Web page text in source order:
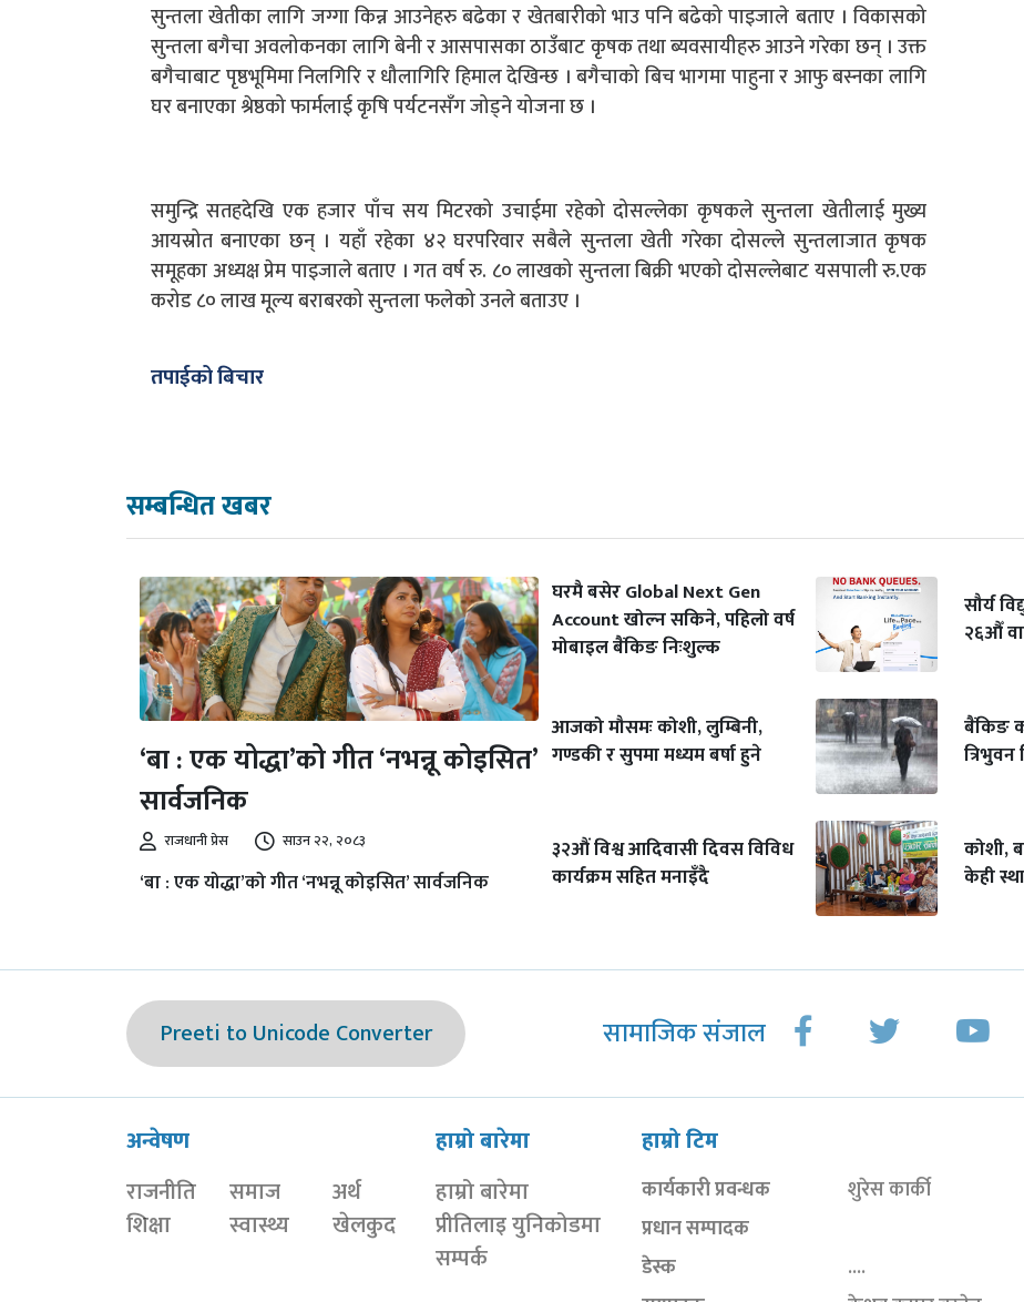
सुन्तला खेतीका लागि जग्गा किन्न आउनेहरु बढेका र खेतबारीको भाउ पनि बढेको पाइजाले बताए । विकासको
सुन्तला बगैचा अवलोकनका लागि बेनी र आसपासका ठाउँबाट कृषक तथा ब्यवसायीहरु आउने गरेका छन् । उक्त
बगैचाबाट पृष्ठभूमिमा निलगिरि र धौलागिरि हिमाल देखिन्छ । बगैचाको बिच भागमा पाहुना र आफु बस्नका लागि
घर बनाएका श्रेष्ठको फार्मलाई कृषि पर्यटनसँग जोड्ने योजना छ ।
समुन्द्रि सतहदेखि एक हजार पाँच सय मिटरको उचाईमा रहेको दोसल्लेका कृषकले सुन्तला खेतीलाई मुख्य
आयस्रोत बनाएका छन् । यहाँ रहेका ४२ घरपरिवार सबैले सुन्तला खेती गरेका दोसल्ले सुन्तलाजात कृषक
समूहका अध्यक्ष प्रेम पाइजाले बताए । गत वर्ष रु. ८० लाखको सुन्तला बिक्री भएको दोसल्लेबाट यसपाली रु.एक
करोड ८० लाख मूल्य बराबरको सुन्तला फलेको उनले बताउए ।
तपाईको बिचार
सम्बन्धित खबर
‘बा : एक योद्धा’को गीत ‘नभन्नू कोइसित’
सार्वजनिक
राजधानी प्रेस साउन २२, २०८३
‘बा : एक योद्धा’को गीत ‘नभन्नू कोइसित’ सार्वजनिक
घरमै बसेर Global Next Gen
Account खोल्न सकिने, पहिलो वर्ष
मोबाइल बैंकिङ निःशुल्क
आजको मौसमः कोशी, लुम्बिनी,
गण्डकी र सुपमा मध्यम बर्षा हुने
३२औं विश्व आदिवासी दिवस विविध
कार्यक्रम सहित मनाइँदै
सौर्य
२६औँ
बैंकिङ
कोशी,
केही
Preeti to Unicode Converter सामाजिक संजाल
अन्वेषण
राजनीति
समाज
अर्थ
शिक्षा
स्वास्थ्य खेलकुद
हाम्रो बारेमा
हाम्रो बारेमा
प्रीतिलाइ युनिकोडमा
सम्पर्क
हाम्रो टिम
कार्यकारी प्रवन्धक
शुरेस कार्की
प्रधान सम्पादक
डेस्क
....